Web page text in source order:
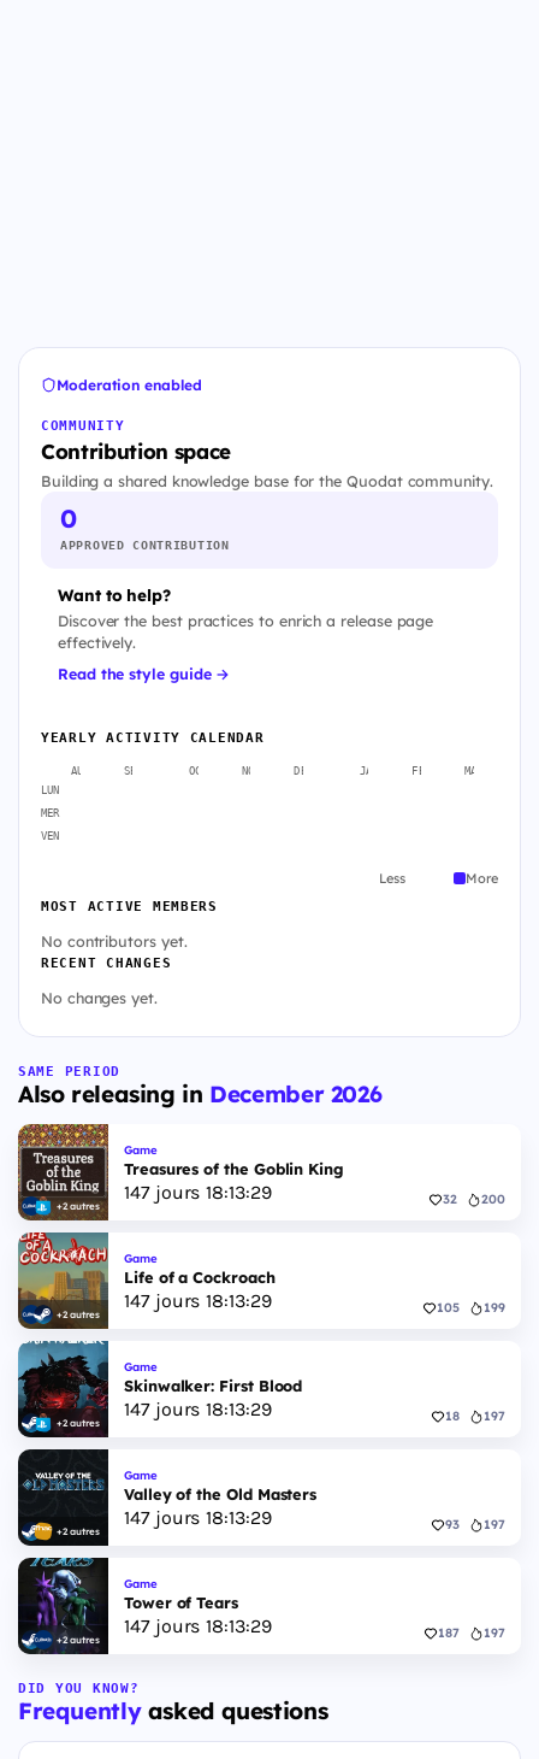
Moderation enabled
COMMUNITY
Contribution space
Building a shared knowledge base for the Quodat community.
0
APPROVED CONTRIBUTION
Want to help?
Discover the best practices to enrich a release page
effectively.
Read the style guide →
YEARLY ACTIVITY CALENDAR
AUG SEP OCT NOV DEC JAN FEB MAR
LUN
MER
VEN
Less More
MOST ACTIVE MEMBERS
No contributors yet.
RECENT CHANGES
No changes yet.
SAME PERIOD
Also releasing in December 2026
+2 autres
Game
Treasures of the Goblin King
147jours 18:13:28 32 200
+2 autres
Game
Life of a Cockroach
147jours 18:13:28 105 199
+2 autres
Game
Skinwalker: First Blood
147jours 18:13:28 18 197
+2 autres
Game
Valley of the Old Masters
147jours 18:13:28 93 197
+2 autres
Game
Tower of Tears
147jours 18:13:28 187 197
DID YOU KNOW?
Frequentlyasked questions